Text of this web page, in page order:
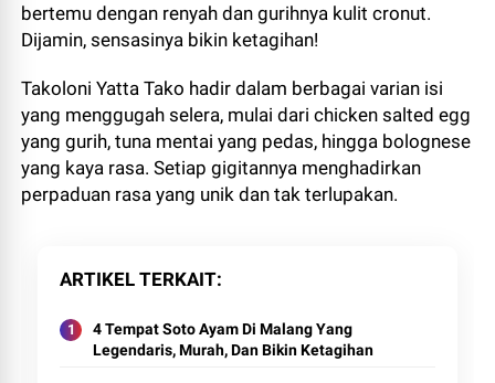
bertemu dengan renyah dan gurihnya kulit cronut.
Dijamin, sensasinya bikin ketagihan!
Takoloni Yatta Tako hadir dalam berbagai varian isi
yang menggugah selera, mulai dari chicken salted egg
yang gurih, tuna mentai yang pedas, hingga bolognese
yang kaya rasa. Setiap gigitannya menghadirkan
perpaduan rasa yang unik dan tak terlupakan.
ARTIKEL TERKAIT
4 Tempat Soto Ayam Di Malang Yang
Legendaris, Murah, Dan Bikin Ketagihan